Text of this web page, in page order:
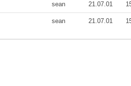
sean 21.07.01
sean 21.07.01